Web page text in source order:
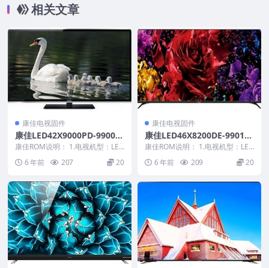
相关文章
康佳电视固件
康佳LED42X9000PD-99009
792-V1.1.07原厂系统刷机电
视固件包下载
康佳ROM说明： 1.电视机型：LED
42X9000PD 2.物料号：99009...
6 年前 207 20
康佳电视固件
康佳LED46X8200DE-990104
67-V1.0.06原厂系统刷机电视
固件包下载
康佳ROM说明： 1.电视机型：LED
46X8200DE 2.物料号：99010...
6 年前 209 20